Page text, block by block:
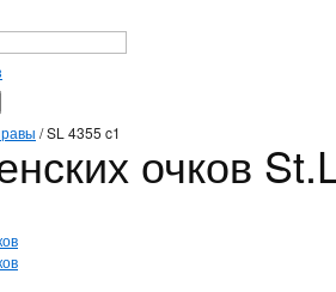
/SL 4355 c1
очков